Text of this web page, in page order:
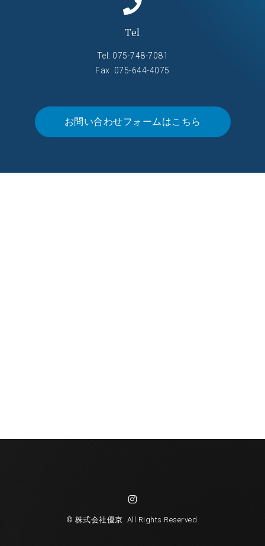
Tel
Tel: 075-748-7081
Fax: 075-644-4075
お問い合わせフォームはこちら
© 株式会社優京. All Rights Reserved.